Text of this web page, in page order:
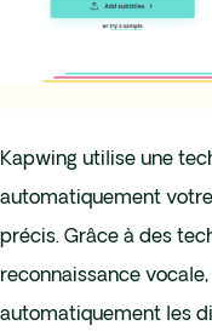
Kapwing utilise une
automatiquement
précis. Grâce à des
reconnaissance
automatiquement les